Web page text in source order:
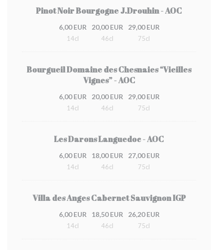
Pinot Noir Bourgogne J.Drouhin - AOC
6,00 EUR
14cl
20,00 EUR
46cl
29,00 EUR
75cl
Bourgueil Domaine des Chesnaies “Vieilles
Vignes” - AOC
6,00 EUR
14cl
20,00 EUR
46cl
29,00 EUR
75cl
Les Darons Languedoc - AOC
6,00 EUR
14cl
18,00 EUR
46cl
27,00 EUR
75cl
Villa des Anges Cabernet Sauvignon IGP
6,00 EUR
14cl
18,50 EUR
46cl
26,20 EUR
75cl